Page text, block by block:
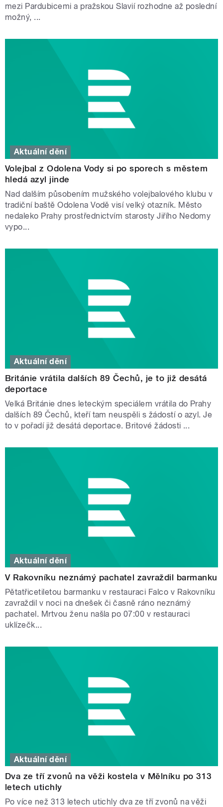
mezi Pardubicemi a pražskou Slavií rozhodne až poslední
možný, ...
Aktuální dění
Volejbal z Odolena Vody si po sporech s městem
hledá azyl jinde
Nad dalším působením mužského volejbalového klubu v
tradiční baště Odolena Vodě visí velký otazník. Město
nedaleko Prahy prostřednictvím starosty Jiřího Nedomy
vypo...
Aktuální dění
Británie vrátila dalších 89 Čechů, je to již desátá
deportace
Velká Británie dnes leteckým speciálem vrátila do Prahy
dalších 89 Čechů, kteří tam neuspěli s žádostí o azyl. Je
to v pořadí již desátá deportace. Britové žádosti ...
Aktuální dění
V Rakovníku neznámý pachatel zavraždil barmanku
Pětatřicetiletou barmanku v restauraci Falco v Rakovníku
zavraždil v noci na dnešek či časně ráno neznámý
pachatel. Mrtvou ženu našla po 07:00 v restauraci
uklízečk...
Aktuální dění
Dva ze tří zvonů na věži kostela v Mělníku po 313
letech utichly
Po více než 313 letech utichly dva ze tří zvonů na věži